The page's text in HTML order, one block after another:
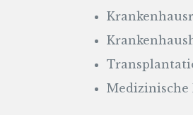
Medizinische